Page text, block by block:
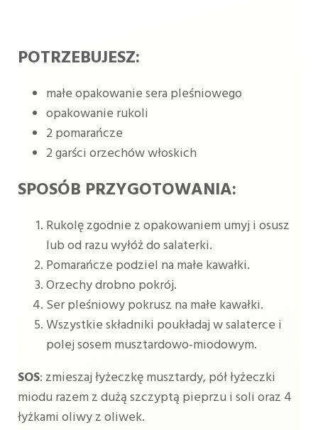
POTRZEBUJESZ:
małe opakowanie sera pleśniowego
opakowanie rukoli
2 pomarańcze
2 garści orzechów włoskich
SPOSÓB PRZYGOTOWANIA:
Rukolę zgodnie z opakowaniem umyj i osusz
lub od razu wyłóż do salaterki.
Pomarańcze podziel na małe kawałki.
Orzechy drobno pokrój.
Ser pleśniowy pokrusz na małe kawałki.
Wszystkie składniki poukładaj w salaterce i
polej sosem musztardowo-miodowym.
SOS: zmieszaj łyżeczkę musztardy, pół łyżeczki
miodu razem z dużą szczyptą pieprzu i soli oraz 4
łyżkami oliwy z oliwek.